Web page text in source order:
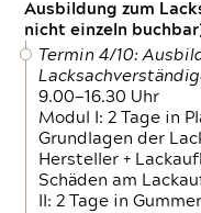
Ausbildung zum
nicht einzeln
Termin 4/10:
9.00—16.30 Uhr
Modul I: 2 Tage in
Grundlagen der
Hersteller +
Schäden am
II: 2 Tage in